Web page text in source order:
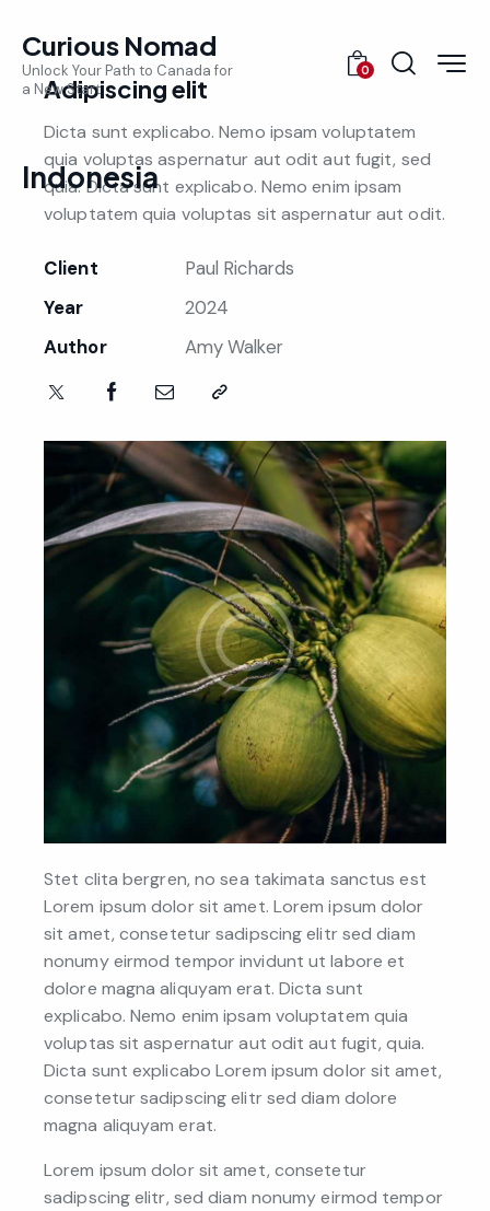
Curious Nomad
Unlock Your Path to Canada for
a New Start
0
Indonesia
Stet clita bergren, no sea takimata sanctus est
Lorem ipsum dolor sit amet. Lorem ipsum dolor
sit amet, consetetur sadipscing elitr sed diam
nonumy eirmod tempor invidunt ut labore et
dolore magna aliquyam erat. Dicta sunt
explicabo. Nemo enim ipsam voluptatem quia
voluptas sit aspernatur aut odit aut fugit, quia.
Dicta sunt explicabo Lorem ipsum dolor sit amet,
consetetur sadipscing elitr sed diam dolore
magna aliquyam erat.
Lorem ipsum dolor sit amet, consetetur
sadipscing elitr, sed diam nonumy eirmod tempor
Adipiscing elit
Dicta sunt explicabo. Nemo ipsam voluptatem
quia voluptas aspernatur aut odit aut fugit, sed
quia. Dicta sunt explicabo. Nemo enim ipsam
voluptatem quia voluptas sit aspernatur aut odit.
Client
Paul Richards
Year
2024
Author
Amy Walker